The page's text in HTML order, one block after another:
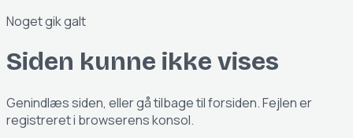
Noget gik galt
Siden kunne ikke vises
Genindlæs siden, eller gå tilbage til forsiden. Fejlen er
registreret i browserens konsol.